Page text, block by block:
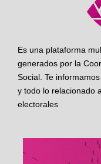
Es una plataforma
generados por la
Social. Te
y todo lo relacionado
electorales